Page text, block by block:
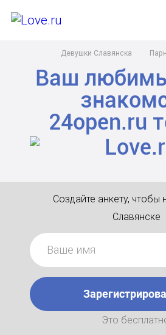
Девушки Славянска
Ваш
24open.ru
Создайте анкету, чтобы
Славянске
Это